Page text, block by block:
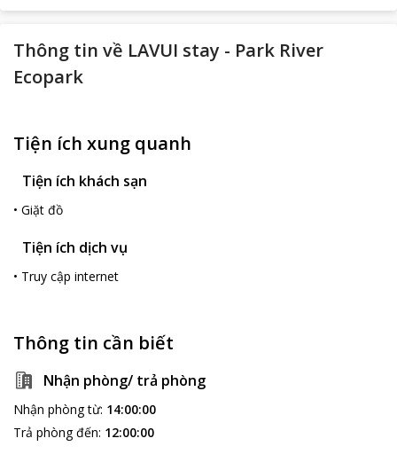
Thông tin về LAVUI stay - Park River
Ecopark
Tiện ích xung quanh
Tiện ích khách sạn
• Giặt đồ
Tiện ích dịch vụ
• Truy cập internet
Thông tin cần biết
Nhận phòng/ trả phòng
Nhận phòng từ: 14:00:00
Trả phòng đến: 12:00:00